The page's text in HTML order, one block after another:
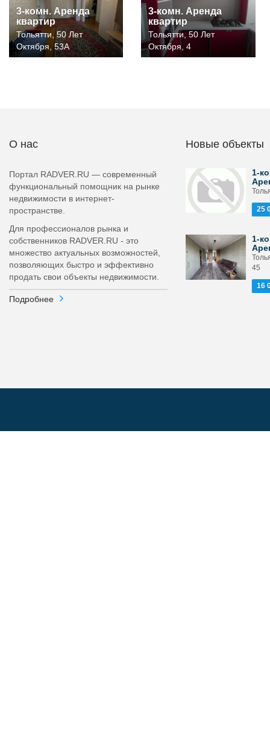
3-комн. Аренда
квартир
Тольятти, 50 Лет
Октября, 53А
3-комн. Аренда
квартир
Тольятти, 50 Лет
Октября, 4
О нас
Портал RADVER.RU — современный
функциональный помощник на рынке
недвижимости в интернет-
пространстве.
Для профессионалов рынка и
собственников RADVER.RU - это
множество актуальных возможностей,
позволяющих быстро и эффективно
продать свои объекты недвижимости.
Подробнее
Новые объекты
1-
25
1-
45
16